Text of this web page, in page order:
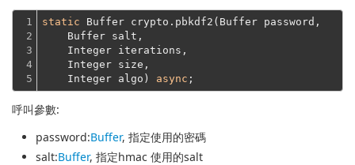
1
2
3
4
5
static Buffer crypto.pbkdf2(Buffer password,
    Buffer salt,
    Integer iterations,
    Integer size,
    Integer algo)
async
呼叫參數:
password:Buffer, 指定使用的密碼
salt:Buffer, 指定hmac 使用的salt